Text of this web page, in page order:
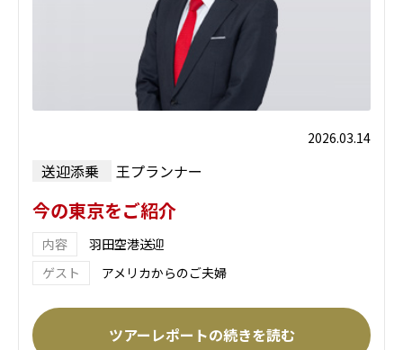
2026.03.14
送迎添乗 王プランナー
今の東京をご紹介
羽田空港送迎
アメリカからのご夫婦
ツアーレポートの続きを読む